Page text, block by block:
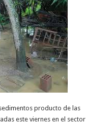
producto de las
este viernes en el sector